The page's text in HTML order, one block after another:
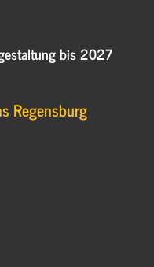
bis 2027
Regensburg